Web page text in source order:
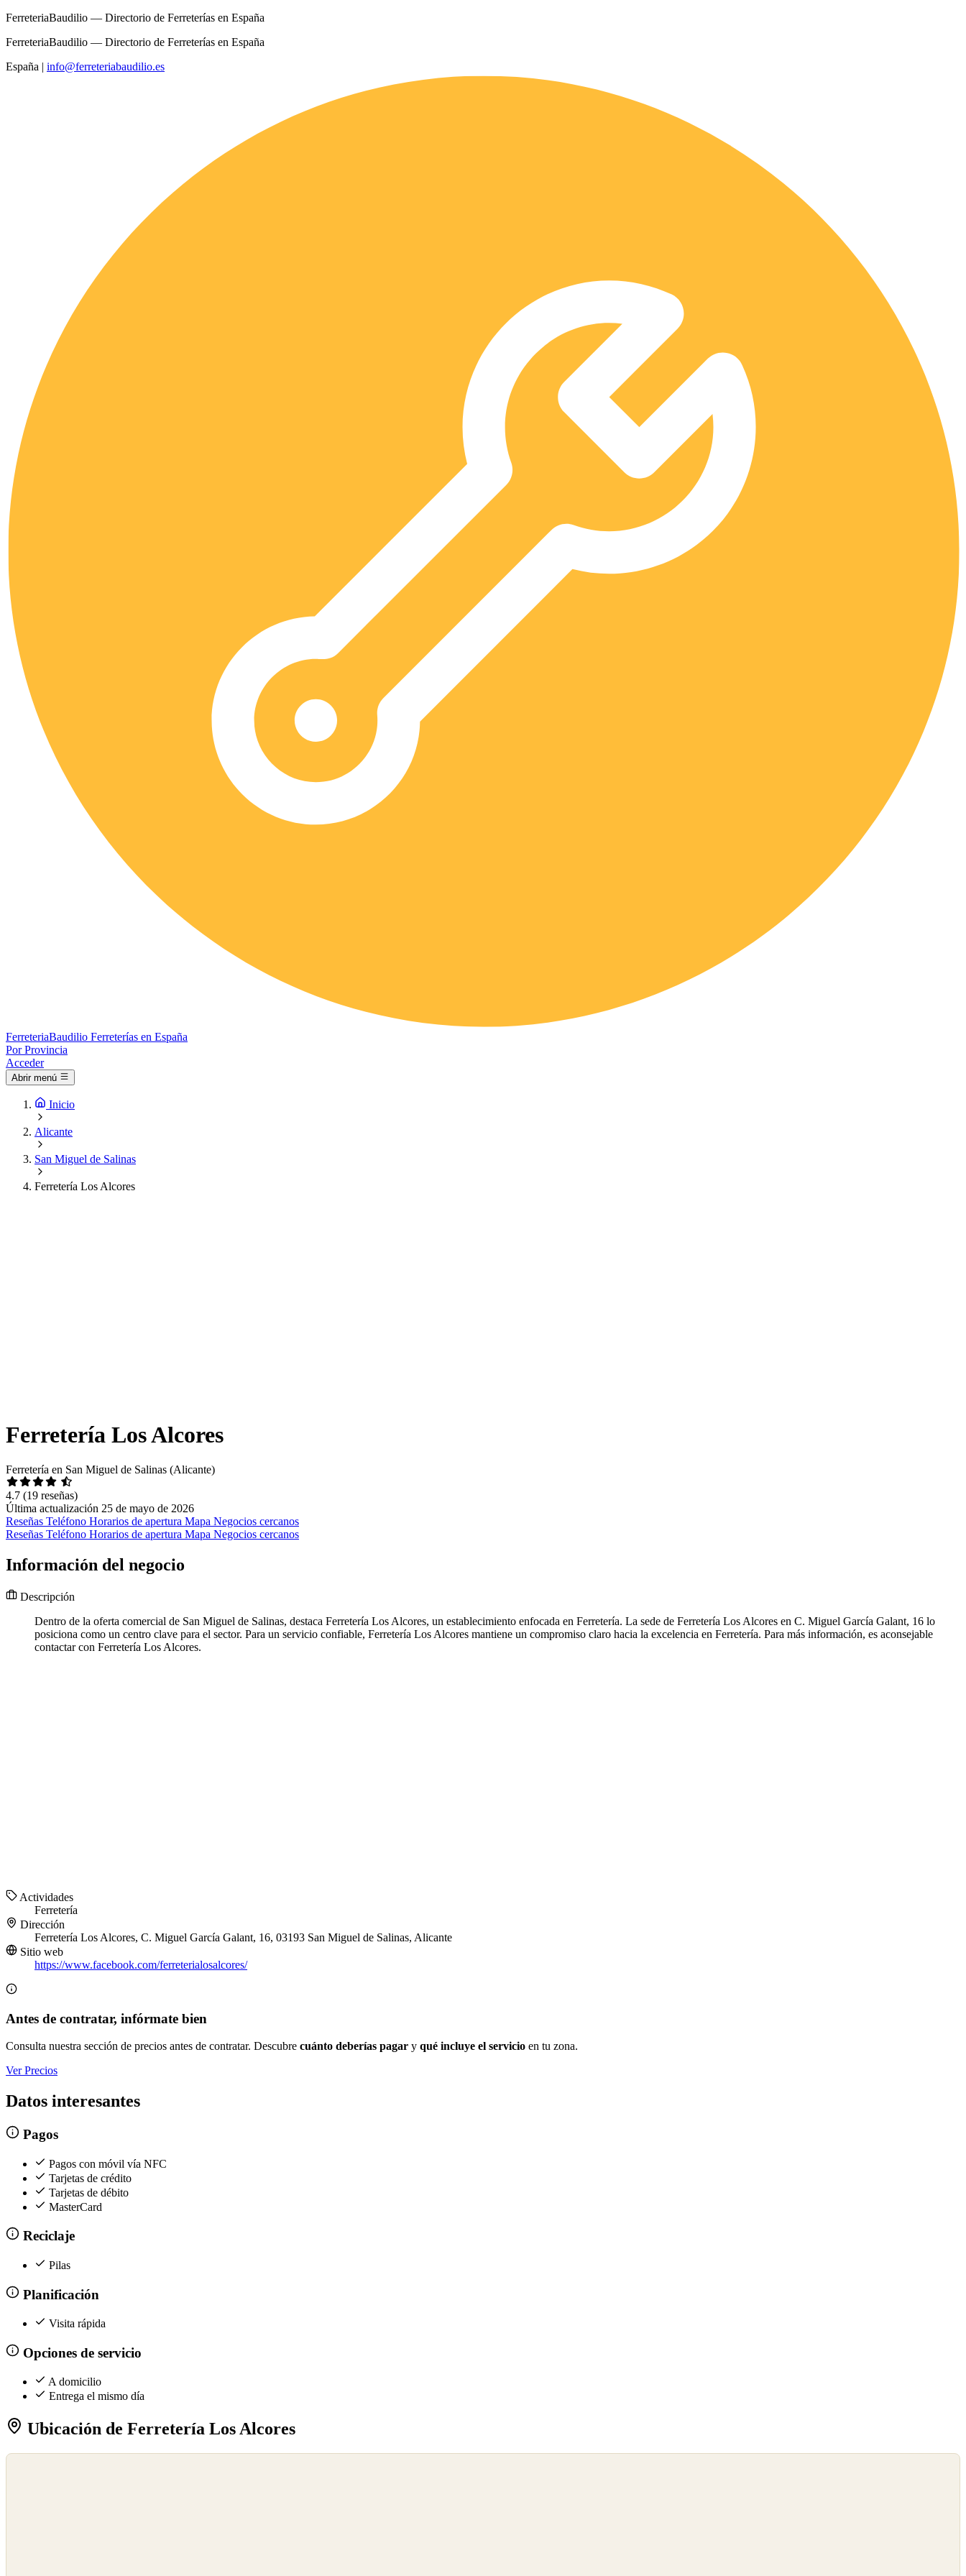
FerreteriaBaudilio — Directorio de Ferreterías en España
FerreteriaBaudilio — Directorio de Ferreterías en España
España | info@ferreteriabaudilio.es
FerreteriaBaudilio Ferreterías en España
Por Provincia
Acceder
Abrir menú
Inicio
Alicante
San Miguel de Salinas
Ferretería Los Alcores
Ferretería Los Alcores
Ferretería en San Miguel de Salinas (Alicante)
4.7 (19 reseñas)
Última actualización 25 de mayo de 2026
Reseñas Teléfono Horarios de apertura Mapa Negocios cercanos
Reseñas Teléfono Horarios de apertura Mapa Negocios cercanos
Información del negocio
Descripción
Dentro de la oferta comercial de San Miguel de Salinas, destaca Ferretería Los Alcores, un establecimiento enfocada en Ferretería. La sede de Ferretería Los Alcores en C. Miguel García Galant, 16 lo
posiciona como un centro clave para el sector. Para un servicio confiable, Ferretería Los Alcores mantiene un compromiso claro hacia la excelencia en Ferretería. Para más información, es aconsejable
contactar con Ferretería Los Alcores.
Actividades
Ferretería
Dirección
Ferretería Los Alcores, C. Miguel García Galant, 16, 03193 San Miguel de Salinas, Alicante
Sitio web
https://www.facebook.com/ferreterialosalcores/
Antes de contratar, infórmate bien
Consulta nuestra sección de precios antes de contratar. Descubre cuánto deberías pagar y qué incluye el servicio en tu zona.
Ver Precios
Datos interesantes
Pagos
Pagos con móvil vía NFC
Tarjetas de crédito
Tarjetas de débito
MasterCard
Reciclaje
Pilas
Planificación
Visita rápida
Opciones de servicio
A domicilio
Entrega el mismo día
Ubicación de Ferretería Los Alcores